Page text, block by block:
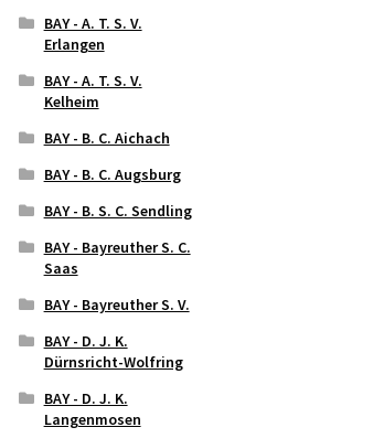
BAY - A. T. S. V.
Erlangen
BAY - A. T. S. V.
Kelheim
BAY - B. C. Aichach
BAY - B. C. Augsburg
BAY - B. S. C. Sendling
BAY - Bayreuther S. C.
Saas
BAY - Bayreuther S. V.
BAY - D. J. K.
Dürnsricht-Wolfring
BAY - D. J. K.
Langenmosen